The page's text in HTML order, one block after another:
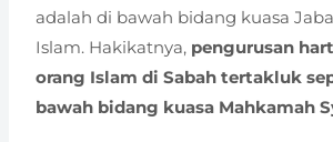
adalah di bawah bidang kuasa
Islam. Hakikatnya, pengurusan
orang Islam di Sabah tertakluk
bawah bidang kuasa Mahkamah